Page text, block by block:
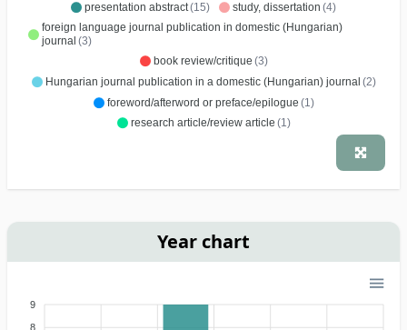
presentation abstract(15) study, dissertation (4)
foreign language journal publication in domestic (Hungarian)
journal (3)
book review/critique (3)
Hungarian journal publication in a domestic (Hungarian) journal (2)
foreword/afterword or preface/epilogue (1)
research article/review article (1)
Year chart
9
8